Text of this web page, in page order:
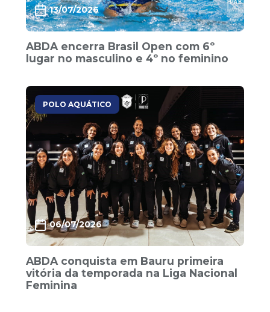
13/07/2026
ABDA encerra Brasil Open com 6º
lugar no masculino e 4º no feminino
POLO AQUÁTICO
06/07/2026
ABDA conquista em Bauru primeira
vitória da temporada na Liga Nacional
Feminina